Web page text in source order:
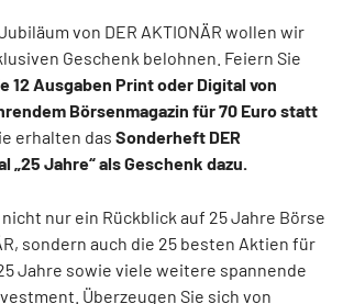
von DER AKTIONÄR wollen wir
Geschenk belohnen. Feiern Sie
12 Ausgaben Print oder Digital von
Börsenmagazin für 70 Euro statt
erhalten das Sonderheft DER
„25 Jahre“ als Geschenk dazu.
nur ein Rückblick auf 25 Jahre Börse
sondern auch die 25 besten Aktien für
Jahre sowie viele weitere spannende
Überzeugen Sie sich von